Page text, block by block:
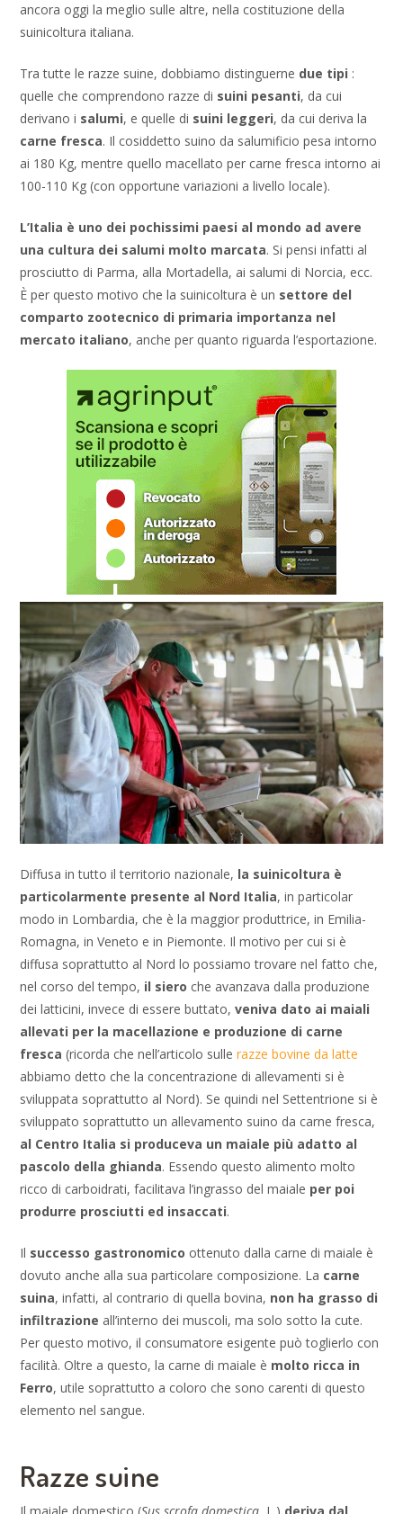
ancora oggi la meglio sulle altre, nella costituzione della
suinicoltura italiana.
Tra tutte le razze suine, dobbiamo distinguerne due tipi :
quelle che comprendono razze di suini pesanti, da cui
derivano i salumi, e quelle di suini leggeri, da cui deriva la
carne fresca. Il cosiddetto suino da salumificio pesa intorno
ai 180 Kg, mentre quello macellato per carne fresca intorno ai
100-110 Kg (con opportune variazioni a livello locale).
L’Italia è uno dei pochissimi paesi al mondo ad avere
una cultura dei salumi molto marcata. Si pensi infatti al
prosciutto di Parma, alla Mortadella, ai salumi di Norcia, ecc.
È per questo motivo che la suinicoltura è un settore del
comparto zootecnico di primaria importanza nel
mercato italiano, anche per quanto riguarda l’esportazione.
Diffusa in tutto il territorio nazionale, la suinicoltura è
particolarmente presente al Nord Italia, in particolar
modo in Lombardia, che è la maggior produttrice, in Emilia-
Romagna, in Veneto e in Piemonte. Il motivo per cui si è
diffusa soprattutto al Nord lo possiamo trovare nel fatto che,
nel corso del tempo, il siero che avanzava dalla produzione
dei latticini, invece di essere buttato,veniva dato ai maiali
allevati per la macellazione e produzione di carne
fresca (ricorda che nell’articolo sullerazze bovine da latte
abbiamo detto che la concentrazione di allevamenti si è
sviluppata soprattutto al Nord). Se quindi nel Settentrione si è
sviluppato soprattutto un allevamento suino da carne fresca,
al Centro Italia si produceva un maiale più adatto al
pascolo della ghianda. Essendo questo alimento molto
ricco di carboidrati, facilitava l’ingrasso del maiale per poi
produrre prosciutti ed insaccati.
Il successo gastronomico ottenuto dalla carne di maiale è
dovuto anche alla sua particolare composizione. La carne
suina, infatti, al contrario di quella bovina, non ha grasso di
infiltrazione all’interno dei muscoli, ma solo sotto la cute.
Per questo motivo, il consumatore esigente può toglierlo con
facilità. Oltre a questo, la carne di maiale è molto ricca in
Ferro, utile soprattutto a coloro che sono carenti di questo
elemento nel sangue.
Razze suine